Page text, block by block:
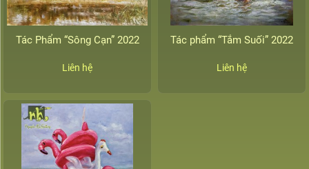
Tác Phẩm “Sông Cạn” 2022
Liên hệ
Tác phẩm “Tắm Suối” 2022
Liên hệ